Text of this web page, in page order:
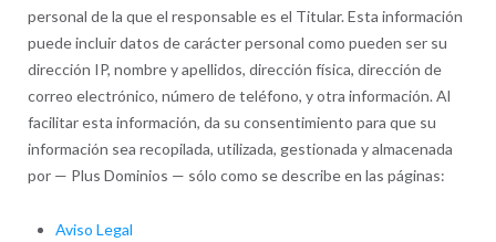
personal de la que el responsable es el Titular. Esta información
puede incluir datos de carácter personal como pueden ser su
dirección IP, nombre y apellidos, dirección física, dirección de
correo electrónico, número de teléfono, y otra información. Al
facilitar esta información, da su consentimiento para que su
información sea recopilada, utilizada, gestionada y almacenada
por — Plus Dominios — sólo como se describe en las páginas:
Aviso Legal